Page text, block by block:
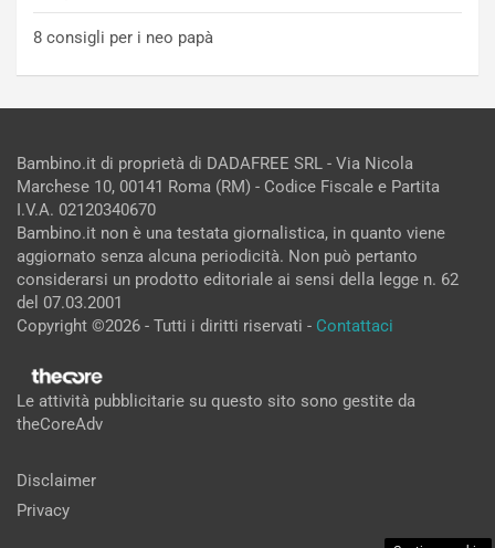
8 consigli per i neo papà
Bambino.it di proprietà di DADAFREE SRL - Via Nicola
Marchese 10, 00141 Roma (RM) - Codice Fiscale e Partita
I.V.A. 02120340670
Bambino.it non è una testata giornalistica, in quanto viene
aggiornato senza alcuna periodicità. Non può pertanto
considerarsi un prodotto editoriale ai sensi della legge n. 62
del 07.03.2001
Copyright ©2026 - Tutti i diritti riservati - Contattaci
Le attività pubblicitarie su questo sito sono gestite da
theCoreAdv
Disclaimer
Privacy